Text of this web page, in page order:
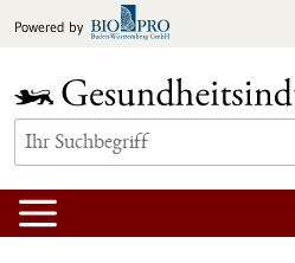
Inhalt
Powered by